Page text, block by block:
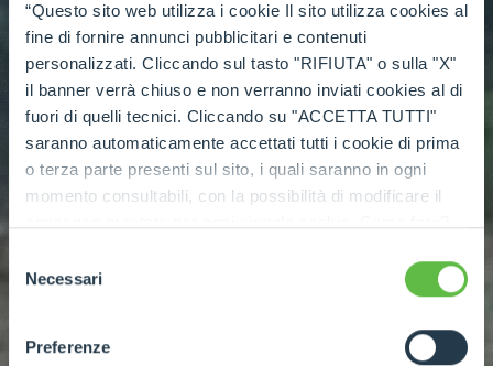
“Questo sito web utilizza i cookie Il sito utilizza cookies al
fine di fornire annunci pubblicitari e contenuti
personalizzati. Cliccando sul tasto "RIFIUTA" o sulla "X"
il banner verrà chiuso e non verranno inviati cookies al di
fuori di quelli tecnici. Cliccando su "ACCETTA TUTTI"
saranno automaticamente accettati tutti i cookie di prima
o terza parte presenti sul sito, i quali saranno in ogni
momento consultabili, con la possibilità di modificare il
ogni pagina, selezionare "Modifichi il suo consenso" e
dell'informativa completa nel footer presente in ogni
pagina. Per esercitare i diritti riconosciuti all'interessato ai
delNecessari
Preferenze